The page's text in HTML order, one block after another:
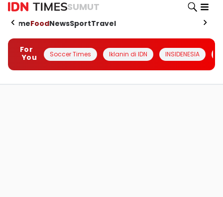
SUMUT
HomeFoodNewsSportTravel
For
You
Soccer Times Iklanin di IDN INSIDENESIA